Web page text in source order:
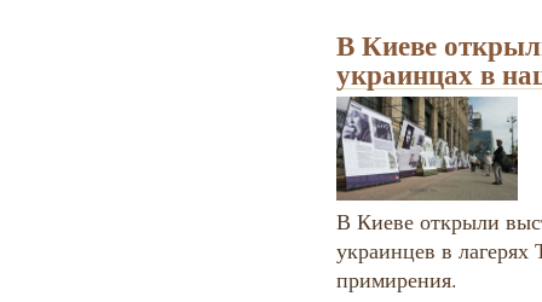
В Киеве
украинцах в
В Киеве открыли
украинцев в
примирения.